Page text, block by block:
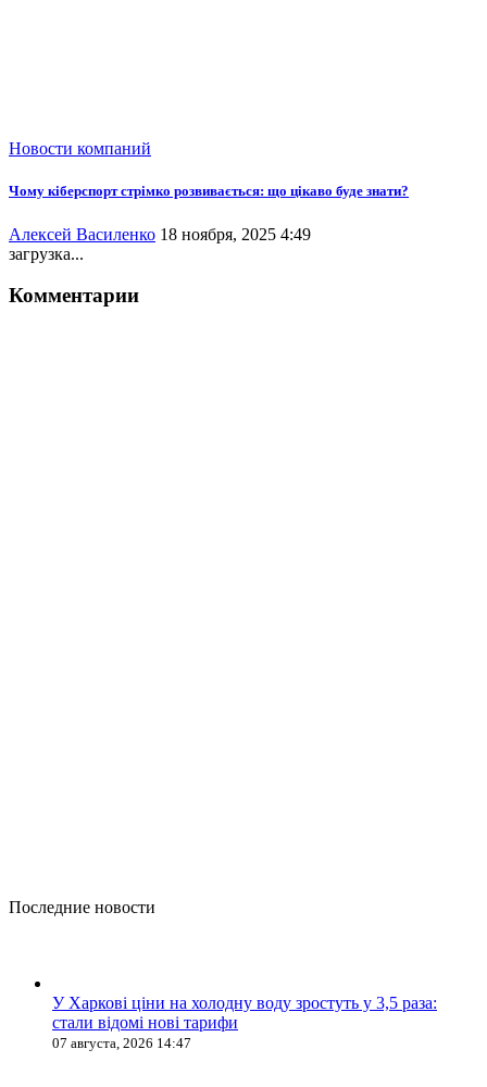
Новости компаний
Чому кіберспорт стрімко розвивається: що цікаво буде знати?
Алексей Василенко 18 ноября, 2025 4:49
загрузка...
Комментарии
Последние новости
У Харкові ціни на холодну воду зростуть у 3,5 раза:
стали відомі нові тарифи
07 августа, 2026 14:47